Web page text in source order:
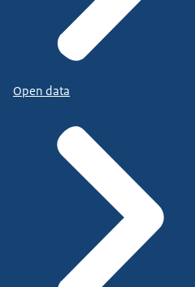
Open data